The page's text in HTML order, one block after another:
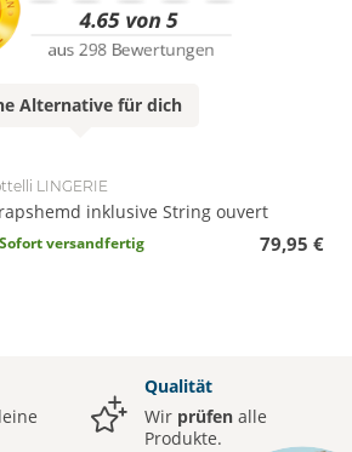
Alternativefür dich
LINGERIE
inklusive String ouvert
Sofort versandfertig 79,95 €
Qualität
Wir prüfen alle
Produkte.